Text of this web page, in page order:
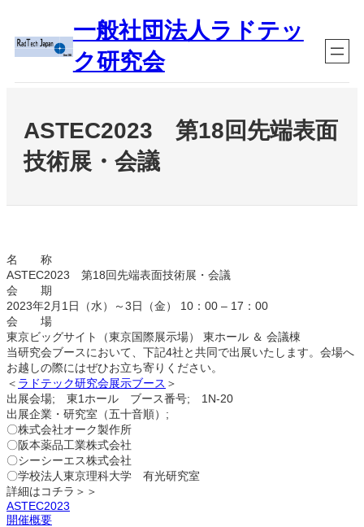
ス
一般社団法人ラドテッ
ク研究会
ASTEC2023 第18回先端表面
技術展・会議
名 称
ASTEC2023 第18回先端表面技術展・会議
会 期
2023年2月1日（水）～3日（金） 10：00 – 17：00
会 場
東京ビッグサイト（東京国際展示場） 東ホール ＆ 会議棟
当研究会ブースにおいて、下記4社と共同で出展いたします。会場へ
お越しの際にはぜひお立ち寄りください。
＜ ラドテック研究会展示ブース ＞
出展会場; 東1ホール ブース番号; 1N-20
出展企業・研究室（五十音順）;
〇株式会社オーク製作所
〇阪本薬品工業株式会社
〇シーシーエス株式会社
〇学校法人東京理科大学 有光研究室
詳細はコチラ＞＞
ASTEC2023
開催概要